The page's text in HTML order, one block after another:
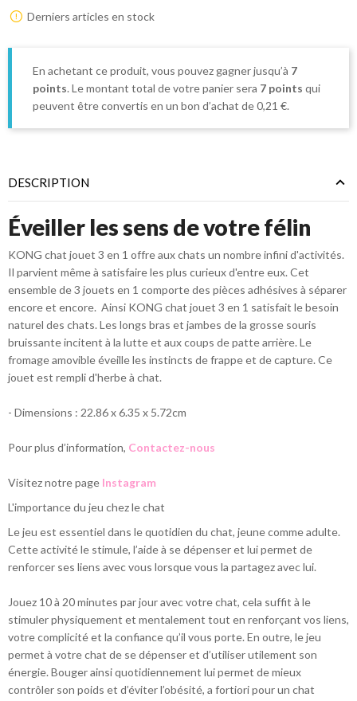
Derniers articles en stock
En achetant ce produit, vous pouvez gagner jusqu’à 7
points. Le montant total de votre panier sera 7 points qui
peuvent être convertis en un bon d’achat de0,21 €.
DESCRIPTION
Éveiller les sens de votre félin
KONG chat jouet 3 en 1 offre aux chats un nombre infini d'activités.
Il parvient même à satisfaire les plus curieux d'entre eux. Cet
ensemble de 3 jouets en 1 comporte des pièces adhésives à séparer
encore et encore. Ainsi KONG chat jouet 3 en 1 satisfait le besoin
naturel des chats. Les longs bras et jambes de la grosse souris
bruissante incitent à la lutte et aux coups de patte arrière. Le
fromage amovible éveille les instincts de frappe et de capture. Ce
jouet est rempli d'herbe à chat.
- Dimensions : 22.86 x 6.35 x 5.72cm
Pour plus d’information, Contactez-nous
Visitez notre page Instagram
L'importance du jeu chez le chat
Le jeu est essentiel dans le quotidien du chat, jeune comme adulte.
Cette activité le stimule, l’aide à se dépenser et lui permet de
renforcer ses liens avec vous lorsque vous la partagez avec lui.
Jouez 10 à 20 minutes par jour avec votre chat, cela suffit à le
stimuler physiquement et mentalement tout en renforçant vos liens,
votre complicité et la confiance qu’il vous porte. En outre, le jeu
permet à votre chat de se dépenser et d’utiliser utilement son
énergie. Bouger ainsi quotidiennement lui permet de mieux
contrôler son poids et d’éviter l’obésité, a fortiori pour un chat